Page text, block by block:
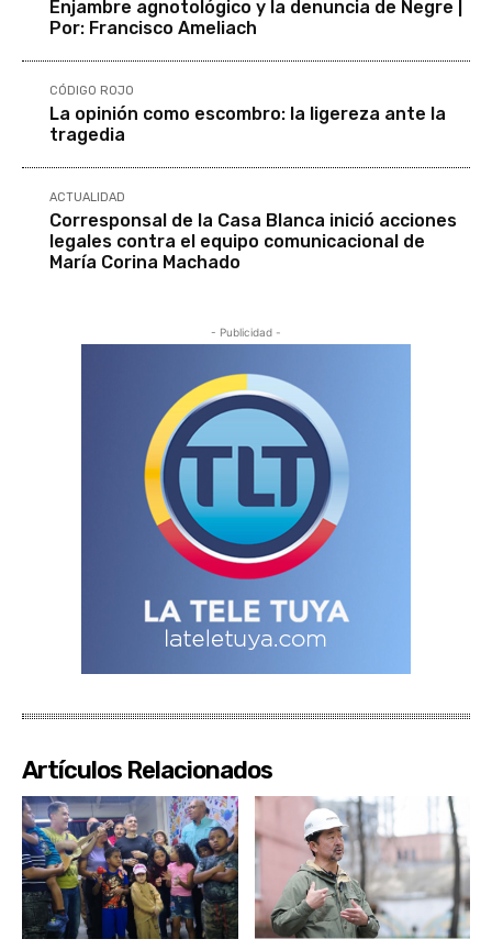
Enjambre agnotológico y la denuncia de Negre |
Por: Francisco Ameliach
CÓDIGO ROJO
La opinión como escombro: la ligereza ante la
tragedia
ACTUALIDAD
Corresponsal de la Casa Blanca inició acciones
legales contra el equipo comunicacional de
María Corina Machado
- Publicidad -
Artículos Relacionados